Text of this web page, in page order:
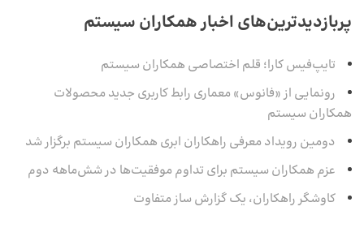
پربازدیدترین‌های اخبار همکاران سیستم
تایپ‌فیس کارا؛ قلم اختصاصی همکاران سیستم
رونمایی از «فانوس» معماری رابط کاربری جدید محصولات
همکاران سیستم
دومین رویداد معرفی راهکاران ابری همکاران سیستم برگزار شد
عزم همکاران سیستم برای تداوم موفقیت‌ها در شش‌ماهه‌ دوم
کاوشگر راهکاران، یک گزارش ساز متفاوت